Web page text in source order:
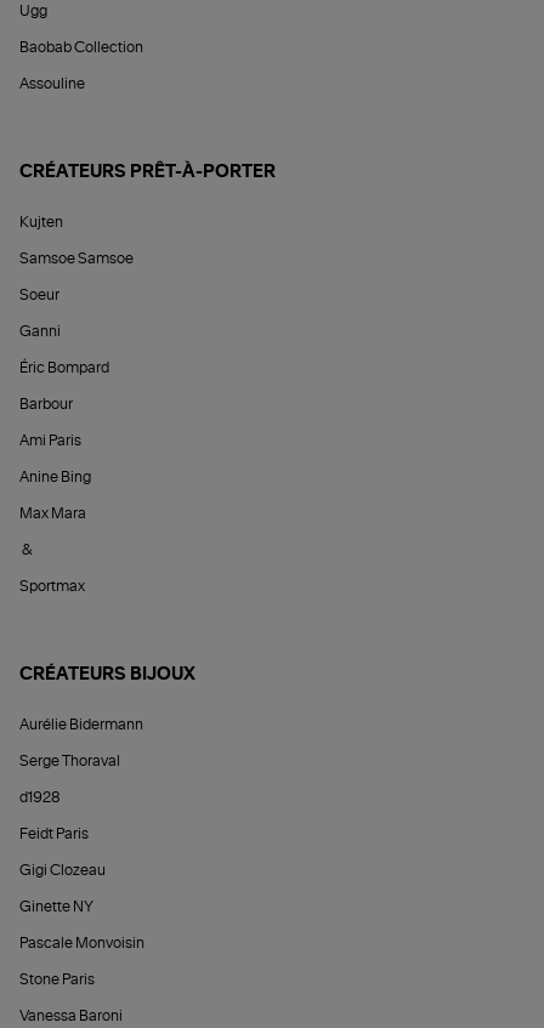
Ugg
Baobab Collection
Assouline
CRÉATEURS PRÊT-À-PORTER
Kujten
Samsoe Samsoe
Soeur
Ganni
Éric Bompard
Barbour
Ami Paris
Anine Bing
Max Mara
&
Sportmax
CRÉATEURS BIJOUX
Aurélie Bidermann
Serge Thoraval
d1928
Feidt Paris
Gigi Clozeau
Ginette NY
Pascale Monvoisin
Stone Paris
Vanessa Baroni